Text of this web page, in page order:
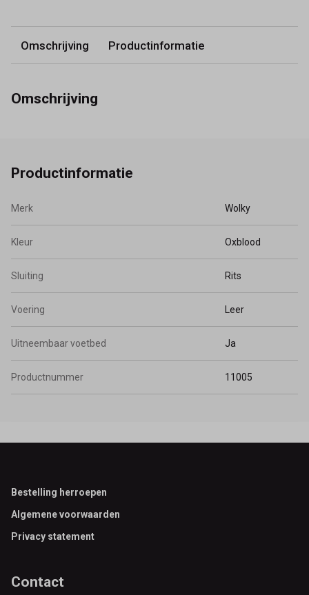
Omschrijving Productinformatie
Omschrijving
Productinformatie
Merk Wolky
Kleur Oxblood
Sluiting Rits
Voering Leer
Uitneembaar voetbed Ja
Productnummer 11005
Footer
Bestelling herroepen
Algemene voorwaarden
Privacy statement
Contact